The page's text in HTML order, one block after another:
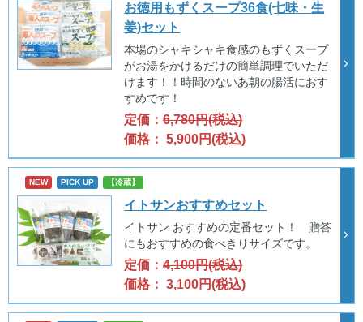
お徳用もずくスープ36食(七味・生
姜)セット
本場のシャキシャキ食感のもずくスープ
がお湯をかけるだけの簡単調理でいただ
けます！！時間のないあ朝の腸活におす
すめです！
定価：6,780円(税込)
価格： 5,900円(税込)
NEW PICK UP 【冷蔵】
イトサンおすすめセット
イトサン おすすめの定番セット！ 贈答
にもおすすめの食べきりサイズです。
定価：4,100円(税込)
価格： 3,100円(税込)